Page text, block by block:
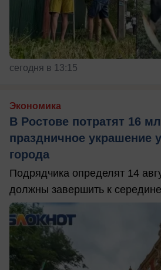
сегодня в 13:15
Экономика
В Ростове потратят 16
праздничное украшение
города
Подрядчика определят 14
должны завершить к